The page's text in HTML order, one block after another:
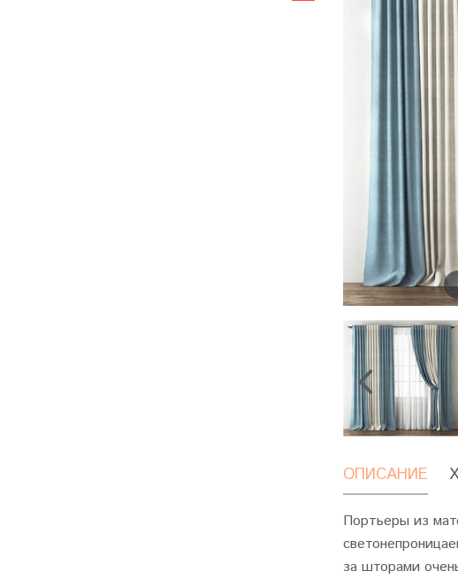
ОПИСАНИЕ
Портьеры из
за шторами